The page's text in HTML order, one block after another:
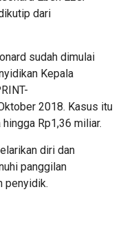
dari
sudah dimulai
Kepala
2018. Kasus itu
Rp1,36 miliar.
diri dan
panggilan
penyidik.